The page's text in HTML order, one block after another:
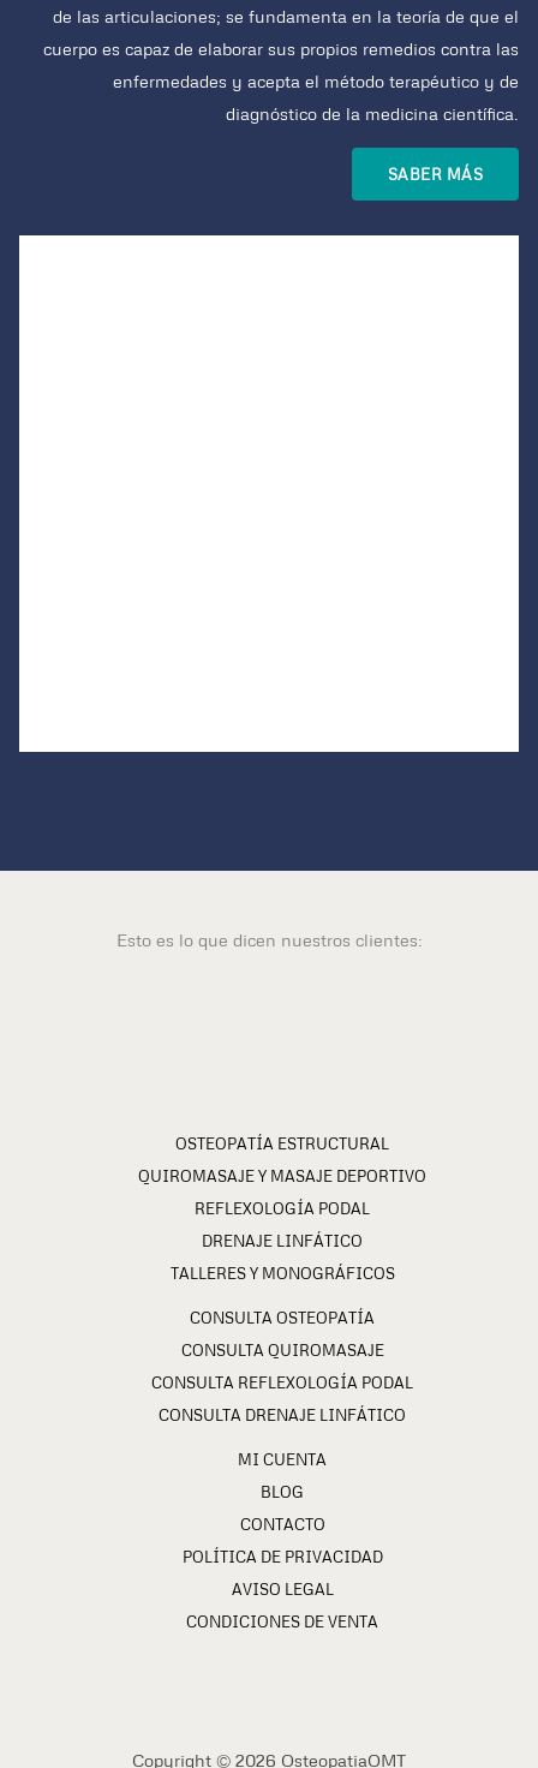
de las articulaciones; se fundamenta en la teoría de que el
cuerpo es capaz de elaborar sus propios remedios contra las
enfermedades y acepta el método terapéutico y de
diagnóstico de la medicina científica.
SABER MÁS
Esto es lo que dicen nuestros clientes:
OSTEOPATÍA ESTRUCTURAL
QUIROMASAJE Y MASAJE DEPORTIVO
REFLEXOLOGÍA PODAL
DRENAJE LINFÁTICO
TALLERES Y MONOGRÁFICOS
CONSULTA OSTEOPATÍA
CONSULTA QUIROMASAJE
CONSULTA REFLEXOLOGÍA PODAL
CONSULTA DRENAJE LINFÁTICO
MI CUENTA
BLOG
CONTACTO
POLÍTICA DE PRIVACIDAD
AVISO LEGAL
CONDICIONES DE VENTA
Copyright © 2026 OsteopatiaOMT